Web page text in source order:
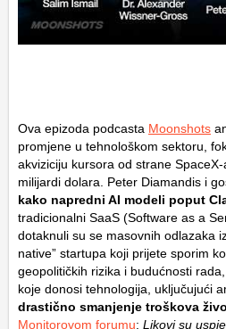
Ova epizoda podcasta Moonshots
promjene u tehnološkom sektoru,
akviziciju kursora od strane
milijardi dolara. Peter Diamandis i
kako napredni AI modeli poput
tradicionalni SaaS (Software as a
dotaknuli su se masovnih odlazaka
native” startupa koji prijete sporim
geopolitičkih rizika i budućnosti
koje donosi tehnologija, uključujući
drastično smanjenje troškova
Monitorovom forumu: Likovi su